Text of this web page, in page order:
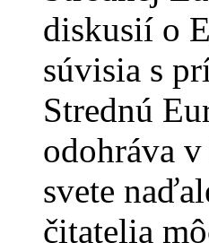
diskusií o
súvisia s
Strednú
odohráva
svete
čitatelia